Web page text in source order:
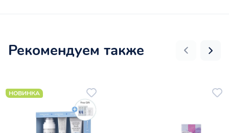
Рекомендуем также
НОВИНКА